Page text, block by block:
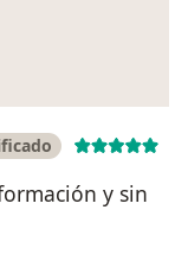
y sin